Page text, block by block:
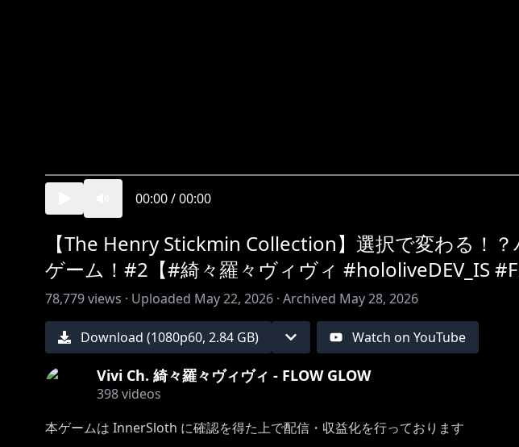
00:00/00:00
【The Henry Stickmin Collection】選択で変わる！
ゲーム！#2【#綺々羅々ヴィヴィ #hololiveDEV_IS
78,779views · Uploaded May 22, 2026 · Archived May 28, 2026
Download (1080p60, 2.84 GB) Watch on YouTube
Vivi Ch. 綺々羅々ヴィヴィ - FLOW GLOW
398videos
本ゲームは InnerSloth に確認を得た上で配信・収益化を行っております